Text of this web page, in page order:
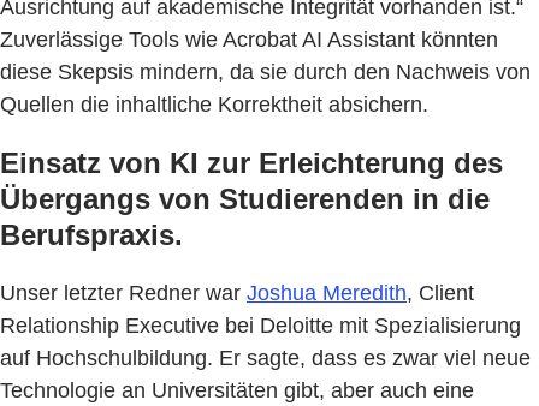
Ausrichtung auf akademische Integrität vorhanden ist.“
Zuverlässige Tools wie Acrobat AI Assistant könnten
diese Skepsis mindern, da sie durch den Nachweis von
Quellen die inhaltliche Korrektheit absichern.
Einsatz von KI zur Erleichterung des
Übergangs von Studierenden in die
Berufspraxis.
Unser letzter Redner war Joshua Meredith, Client
Relationship Executive bei Deloitte mit Spezialisierung
auf Hochschulbildung. Er sagte, dass es zwar viel neue
Technologie an Universitäten gibt, aber auch eine